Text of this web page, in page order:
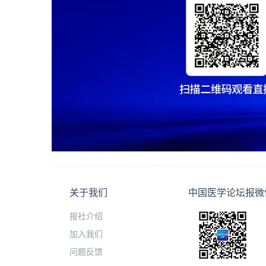
关于我们
报社介绍
加入我们
问题反馈
中国医学论坛报